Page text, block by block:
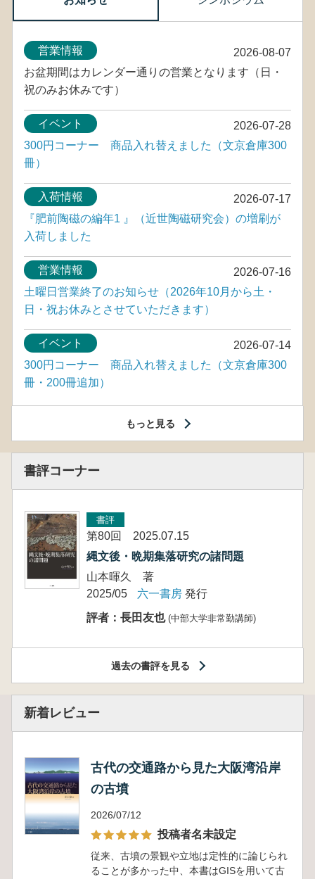
2026-08-07
営業情報
お盆期間はカレンダー通りの営業となります（日・
祝のみお休みです）
2026-07-28
イベント
300円コーナー 商品入れ替えました（文京倉庫300
冊）
2026-07-17
入荷情報
『肥前陶磁の編年1 』（近世陶磁研究会）の増刷が
入荷しました
2026-07-16
営業情報
土曜日営業終了のお知らせ（2026年10月から土・
日・祝お休みとさせていただきます）
2026-07-14
イベント
300円コーナー 商品入れ替えました（文京倉庫300
冊・200冊追加）
もっと見る
書評コーナー
書評
第80回 2025.07.15
縄文後・晩期集落研究の諸問題
山本暉久 著
2025/05
六一書房 発行
評者：長田友也 (中部大学非常勤講師)
過去の書評を見る
新着レビュー
古代の交通路から見た大阪湾沿岸
の古墳
2026/07/12
投稿者名未設定
従来、古墳の景観や立地は定性的に論じられ
ることが多かった中、本書はGISを用いて古